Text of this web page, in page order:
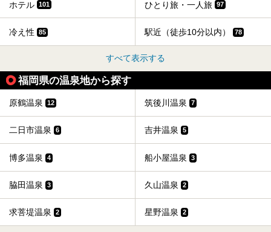
ホテル 101 ひとり旅・一人旅 97
冷え性 85 駅近（徒歩10分以内） 78
すべて表示する
福岡県の温泉地から探す
原鶴温泉 12 筑後川温泉 7
二日市温泉 6 吉井温泉 5
博多温泉 4 船小屋温泉 3
脇田温泉 3 久山温泉 2
求菩堤温泉 2 星野温泉 2